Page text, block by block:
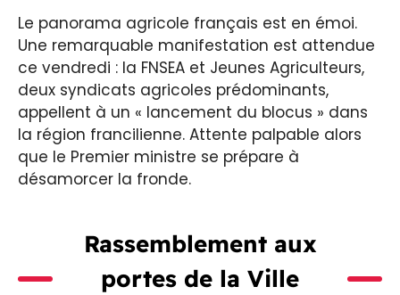
Le panorama agricole français est en émoi.
Une remarquable manifestation est attendue
ce vendredi : la FNSEA et Jeunes Agriculteurs,
deux syndicats agricoles prédominants,
appellent à un « lancement du blocus » dans
la région francilienne. Attente palpable alors
que le Premier ministre se prépare à
désamorcer la fronde.
Rassemblement aux
portes de la Ville